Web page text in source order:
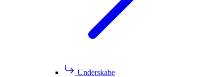
Underskabe